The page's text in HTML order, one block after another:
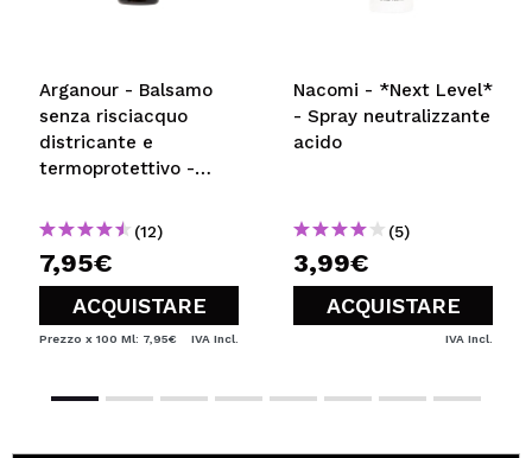
Arganour - Balsamo
senza risciacquo
districante e
termoprotettivo -
(12)
7,95€
ACQUISTARE
Prezzo x 100 Ml: 7,95€ IVA Incl.
Nacomi - *Next Level*
- Spray neutralizzante
acido
(5)
3,99€
ACQUISTARE
IVA Incl.